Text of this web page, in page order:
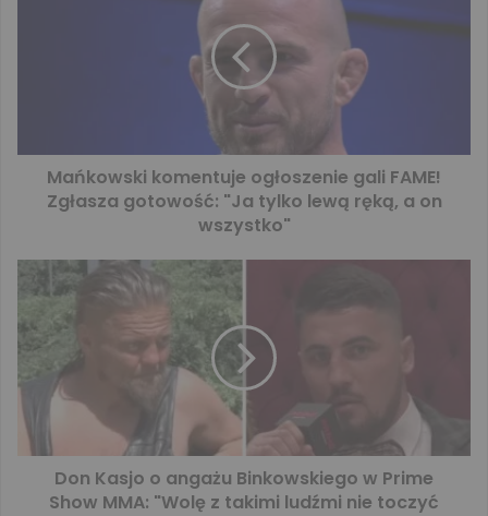
Mańkowski komentuje ogłoszenie gali FAME!
Zgłasza gotowość: "Ja tylko lewą ręką, a on
wszystko"
Don Kasjo o angażu Binkowskiego w Prime
Show MMA: "Wolę z takimi ludźmi nie toczyć